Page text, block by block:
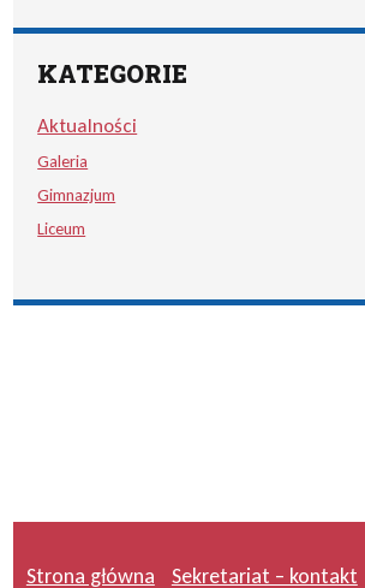
KATEGORIE
Aktualności
Galeria
Gimnazjum
Liceum
Strona główna Sekretariat – kontakt